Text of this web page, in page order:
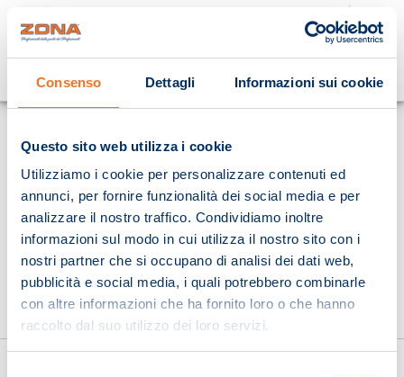
Consenso Dettagli Informazioni sui cookie
Questo sito web utilizza i cookie
Utilizziamo i cookie per personalizzare contenuti ed
annunci, per fornire funzionalità dei social media e per
analizzare il nostro traffico. Condividiamo inoltre
informazioni sul modo in cui utilizza il nostro sito con i
nostri partner che si occupano di analisi dei dati web,
pubblicità e social media, i quali potrebbero combinarle
con altre informazioni che ha fornito loro o che hanno
raccolto dal suo utilizzo dei loro servizi.
Cosa stai cercando?